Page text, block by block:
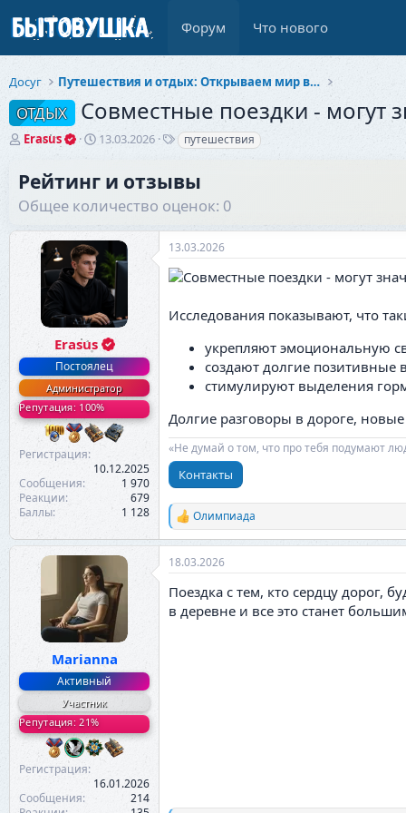
Форум Что нового
Досуг Путешествия и отдых: Открываем мир вместе
ОТДЫХ Совместные поездки - могут
А
о
р
е
Erasus
Д
н
ч
а
л
а
13.03.2026
Т
и
путешествия
Рейтинг и отзывы
Общее количество оценок: 0
Erasus
Постоялец
Администратор
Репутация: 100%
Регистрация
10.12.2025
Сообщения
1 970
Реакции
679
Баллы
1 128
13.03.2026
Исследования показывают, что
укрепляют эмоциональную
создают долгие позитивные
стимулируют выделения
Долгие разговоры в дороге,
«Не думай о том, что про тебя подумают
Контакты
Р
е
а
к
и
и
Олимпиада
Marianna
Активный
Участник
Репутация: 21%
Регистрация
16.01.2026
Сообщения
214
18.03.2026
Поездка с тем, кто сердцу дорог,
в деревне и все это станет